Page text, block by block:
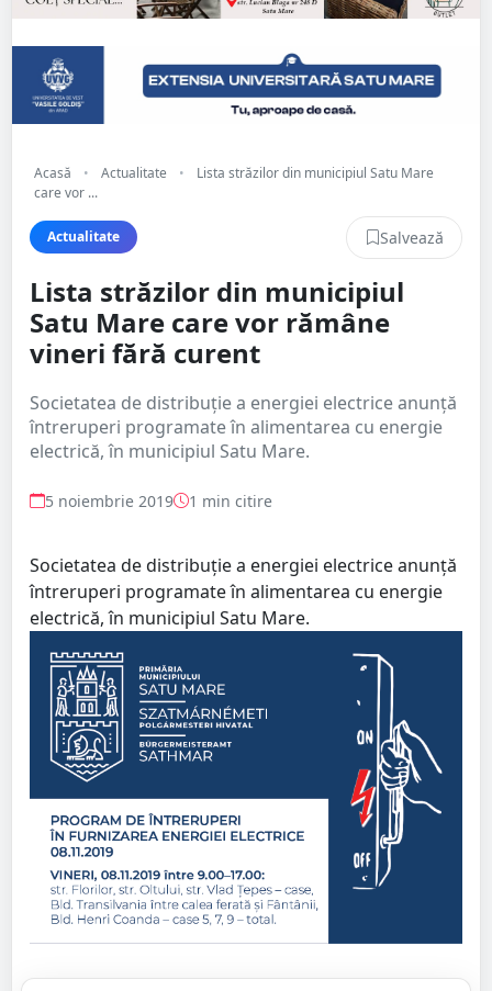
Acasă • Actualitate •
Lista străzilor din municipiul Satu Mare
care vor ...
Actualitate Salvează
Lista străzilor din municipiul
Satu Mare care vor rămâne
vineri fără curent
Societatea de distribuție a energiei electrice anunță
întreruperi programate în alimentarea cu energie
electrică, în municipiul Satu Mare.
5 noiembrie 2019 1 min citire
Societatea de distribuție a energiei electrice anunță
întreruperi programate în alimentarea cu energie
electrică, în municipiul Satu Mare.